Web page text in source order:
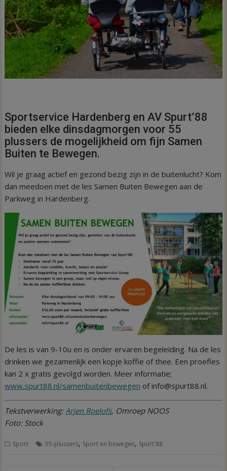
Sportservice Hardenberg en AV Spurt’88
bieden elke dinsdagmorgen voor 55
plussers de mogelijkheid om fijn Samen
Buiten te Bewegen.
Wil je graag actief en gezond bezig zijn in de buitenlucht? Kom
dan meedoen met de les Samen Buiten Bewegen aan de
Parkweg in Hardenberg.
De les is van 9-10u en is onder ervaren begeleiding. Na de les
drinken we gezamenlijk een kopje koffie of thee. Een proefles
kan 2 x gratis gevolgd worden. Meer informatie;
www.spurt88.nl/samenbuitenbewegen of info@spurt88.nl.
Tekstverwerking:Arjen Roelofs, Omroep NOOS
Foto: Stock
Sport 55-plussers, Sport en bewegen, Spurt'88